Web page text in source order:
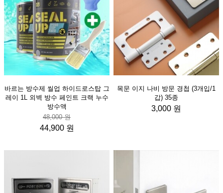
바르는 방수제 씰업 하이드로스탑 그
레이 1L 외벽 방수 페인트 크랙 누수
방수액
48,000 원
44,900 원
목문 이지 나비 방문 경첩 (3개입/1
갑) 35종
3,000 원